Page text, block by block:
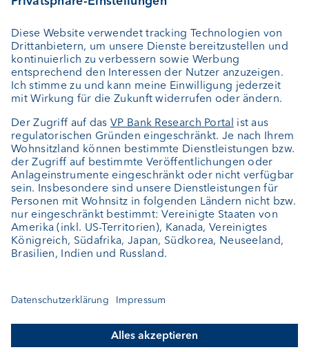
Externer Vermögensverwalter
Private Label Fonds
Investment Consulting
Über uns
Jobs
News
Downloads
Kundenfeedback
Kontakt
Newsletter
Geschäftsbericht
Cookie-Einstellungen